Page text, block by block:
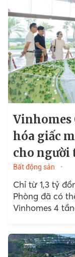
Vinhomes
hóa giấc
cho người
Bất động sản
Chỉ từ 1,3 tỷ
Phòng đã có
Vinhomes 4